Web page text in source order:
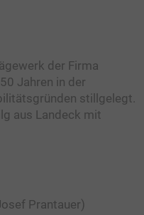
der Firma
Jahren in der
stillgelegt.
aus Landeck mit
Prantauer)